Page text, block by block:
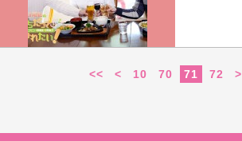
<< < 10 70 71 72 >